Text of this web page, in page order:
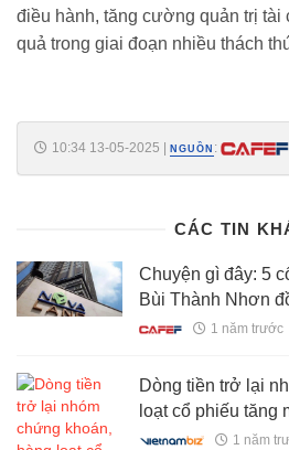
điều hành, tăng cường quản trị tài
quả trong giai đoạn nhiều thách
10:34 13-05-2025 NGUỒN :
CÁC TIN
Chuyện gì đây: 5
Bùi Thành Nhơn
Novaland1 năm trước
Dòng tiền trở lại
loạt cổ phiếu tăng
1 năm